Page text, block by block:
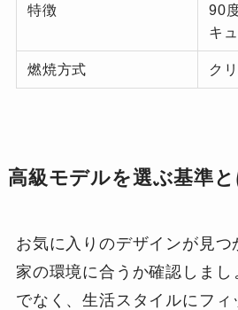
特徴
90
キ
燃焼方式 ク
高級モデルを選ぶ基準と
お気に入りのデザインが見つ
家の環境に合うか確認しまし
でなく、生活スタイルにフ